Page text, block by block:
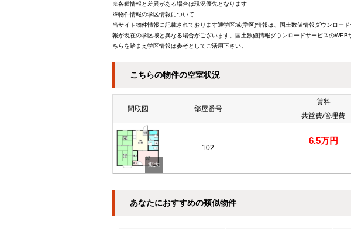
※各種情報と差異がある場合は現況優先となります
※物件情報の学区情報について
当サイト物件情報に記載されております通学区域(学区)情報は、国土数値情報ダウンロ
報が現在の学区域と異なる場合がございます。国土数値情報ダウンロードサービスの
ちらを踏まえ学区情報は参考としてご活用下さい。
こちらの物件の空室状況
間取図 部屋番号
賃料
共益費/管理費
102
6.5万円
- -
あなたにおすすめの類似物件